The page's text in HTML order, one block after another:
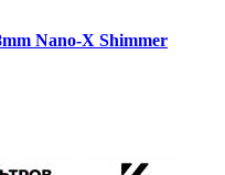
Nano-X Shimmer